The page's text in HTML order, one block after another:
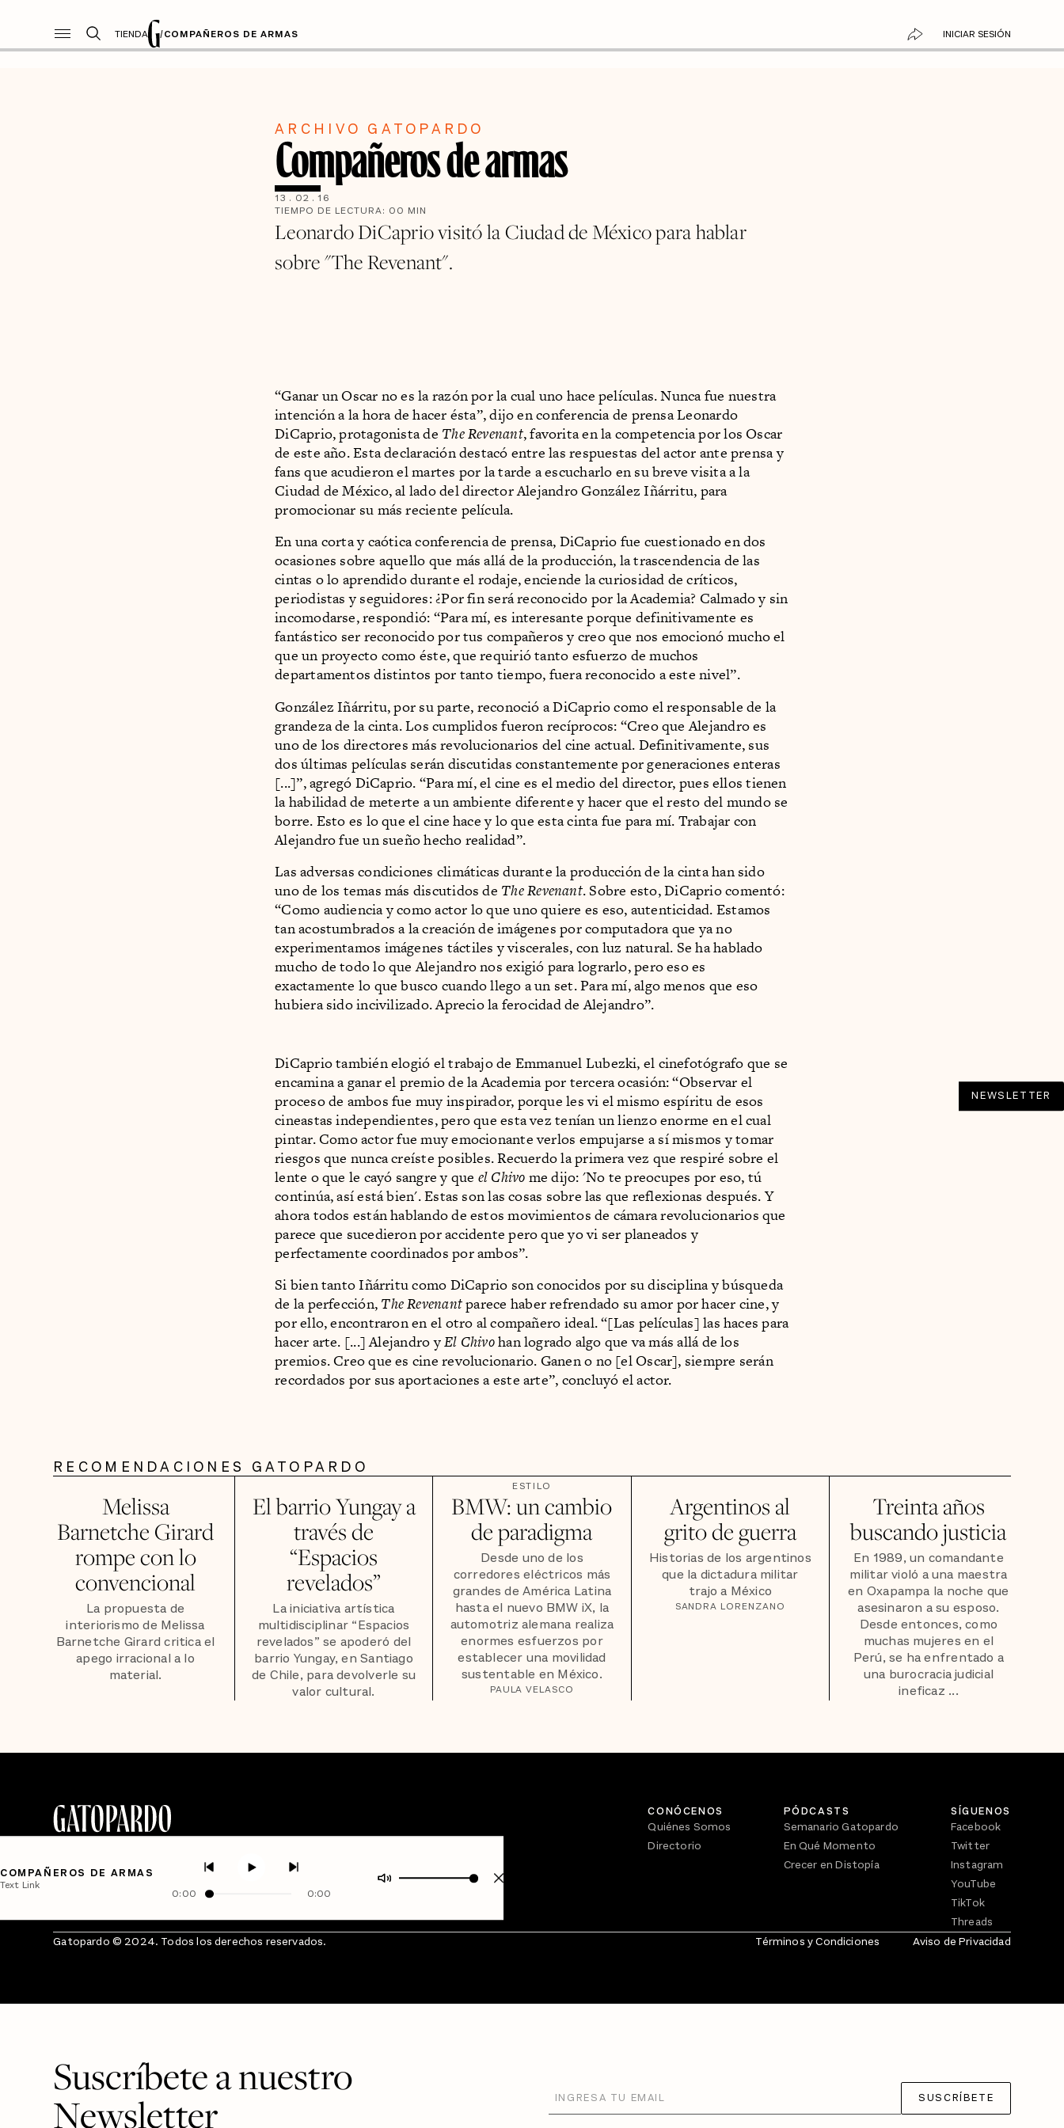
TIENDA /COMPAÑEROS DE ARMAS INICIAR SESIÓN
ARCHIVO GATOPARDO
Compañeros de armas
13 . 02 . 16
TIEMPO DE LECTURA: 00 MIN
Leonardo DiCaprio visitó la Ciudad de México para hablar
sobre "The Revenant".
“Ganar un Oscar no es la razón por la cual uno hace películas. Nunca fue nuestra
intención a la hora de hacer ésta”, dijo en conferencia de prensa Leonardo
DiCaprio, protagonista de The Revenant, favorita en la competencia por los Oscar
de este año. Esta declaración destacó entre las respuestas del actor ante prensa y
fans que acudieron el martes por la tarde a escucharlo en su breve visita a la
Ciudad de México, al lado del director Alejandro González Iñárritu, para
promocionar su más reciente película.
En una corta y caótica conferencia de prensa, DiCaprio fue cuestionado en dos
ocasiones sobre aquello que más allá de la producción, la trascendencia de las
cintas o lo aprendido durante el rodaje, enciende la curiosidad de críticos,
periodistas y seguidores: ¿Por fin será reconocido por la Academia? Calmado y sin
incomodarse, respondió: “Para mí, es interesante porque definitivamente es
fantástico ser reconocido por tus compañeros y creo que nos emocionó mucho el
que un proyecto como éste, que requirió tanto esfuerzo de muchos
departamentos distintos por tanto tiempo, fuera reconocido a este nivel”.
González Iñárritu, por su parte, reconoció a DiCaprio como el responsable de la
grandeza de la cinta. Los cumplidos fueron recíprocos: “Creo que Alejandro es
uno de los directores más revolucionarios del cine actual. Definitivamente, sus
dos últimas películas serán discutidas constantemente por generaciones enteras
[...]”, agregó DiCaprio. “Para mí, el cine es el medio del director, pues ellos tienen
la habilidad de meterte a un ambiente diferente y hacer que el resto del mundo se
borre. Esto es lo que el cine hace y lo que esta cinta fue para mí. Trabajar con
Alejandro fue un sueño hecho realidad”.
Las adversas condiciones climáticas durante la producción de la cinta han sido
uno de los temas más discutidos de The Revenant. Sobre esto, DiCaprio comentó:
“Como audiencia y como actor lo que uno quiere es eso, autenticidad. Estamos
tan acostumbrados a la creación de imágenes por computadora que ya no
experimentamos imágenes táctiles y viscerales, con luz natural. Se ha hablado
mucho de todo lo que Alejandro nos exigió para lograrlo, pero eso es
exactamente lo que busco cuando llego a un set. Para mí, algo menos que eso
hubiera sido incivilizado. Aprecio la ferocidad de Alejandro”.
DiCaprio también elogió el trabajo de Emmanuel Lubezki, el cinefotógrafo que se
encamina a ganar el premio de la Academia por tercera ocasión: “Observar el
proceso de ambos fue muy inspirador, porque les vi el mismo espíritu de esos
cineastas independientes, pero que esta vez tenían un lienzo enorme en el cual
pintar. Como actor fue muy emocionante verlos empujarse a sí mismos y tomar
riesgos que nunca creíste posibles. Recuerdo la primera vez que respiré sobre el
lente o que le cayó sangre y que el Chivo me dijo: 'No te preocupes por eso, tú
continúa, así está bien'. Estas son las cosas sobre las que reflexionas después. Y
ahora todos están hablando de estos movimientos de cámara revolucionarios que
parece que sucedieron por accidente pero que yo vi ser planeados y
perfectamente coordinados por ambos”.
Si bien tanto Iñárritu como DiCaprio son conocidos por su disciplina y búsqueda
de la perfección, The Revenantparece haber refrendado su amor por hacer cine, y
por ello, encontraron en el otro al compañero ideal. “[Las películas] las haces para
hacer arte. [...] Alejandro yEl Chivohan logrado algo que va más allá de los
premios. Creo que es cine revolucionario. Ganen o no [el Oscar], siempre serán
recordados por sus aportaciones a este arte”, concluyó el actor.
NEWSLETTER
RECOMENDACIONES GATOPARDO
Melissa
Barnetche Girard
rompe con lo
convencional
La propuesta de
interiorismo de Melissa
Barnetche Girard critica el
apego irracional a lo
material.
El barrio Yungay a
través de
“Espacios
revelados”
La iniciativa artística
multidisciplinar “Espacios
revelados” se apoderó del
barrio Yungay, en Santiago
de Chile, para devolverle su
valor cultural.
ESTILO
BMW: un cambio
de paradigma
Desde uno de los
corredores eléctricos más
grandes de América Latina
hasta el nuevo BMW iX, la
automotriz alemana realiza
enormes esfuerzos por
establecer una movilidad
sustentable en México.
PAULA VELASCO
Argentinos al
grito de guerra
Historias de los argentinos
que la dictadura militar
trajo a México
SANDRA LORENZANO
Treinta años
buscando justicia
En 1989, un comandante
militar violó a una maestra
en Oxapampa la noche que
asesinaron a su esposo.
Desde entonces, como
muchas mujeres en el
Perú, se ha enfrentado a
una burocracia judicial
ineficaz ...
COMPAÑEROS DE ARMAS
Text Link
0:00 0:00
CONÓCENOS
Quiénes Somos
Directorio
PÓDCASTS
Semanario Gatopardo
En Qué Momento
Crecer en Distopía
SÍGUENOS
Facebook
Twitter
Instagram
YouTube
TikTok
Threads
Gatopardo © 2024. Todos los derechos reservados.
Términos y Condiciones Aviso de Privacidad
Suscríbete a nuestro
Newsletter